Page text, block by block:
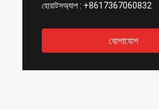
হোয়াটসঅ্যাপ : +8617367060832
যোগাযোগ